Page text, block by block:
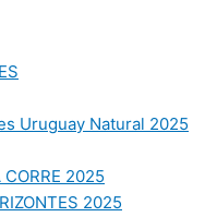
Uruguay Natural 2025
CORRE 2025
2025